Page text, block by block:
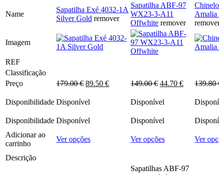
Name
Sapatilha Exé 4032-1A
Silver Gold remover
Sapatilha ABF-97
WX23-3-A11
Offwhite remover
Amalia
Imagem
REF
Classificação
Preço
179.00€ O
original
179.00 €.
89.50 €O
89.50 €.
149.00€ O
original
149.00 €.
44.70 €O
atual
44.70 €.
139.80
Disponibilidade Disponível Disponível
Disponibilidade Disponível Disponível
Adicionar ao
carrinho
Ver opçõesThis
Ver opçõesThis
multiple
Ver
Descrição
Sapatilhas ABF-97